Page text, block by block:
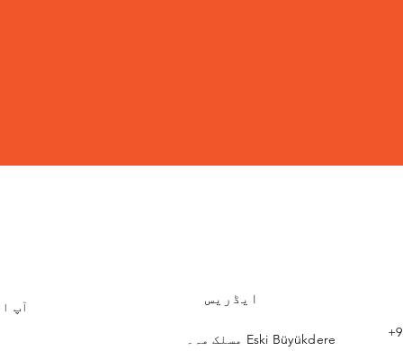
آپ
ایڈریس
مسلک مہ۔ Eski Büyükdere